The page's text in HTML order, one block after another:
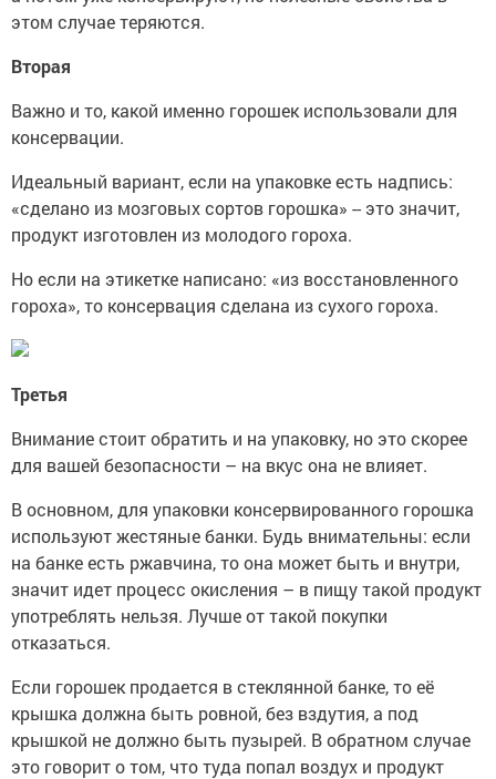
этом случае теряются.
Вторая
Важно и то, какой именно горошек использовали для
консервации.
Идеальный вариант, если на упаковке есть надпись:
«сделано из мозговых сортов горошка» -- это значит,
продукт изготовлен из молодого гороха.
Но если на этикетке написано: «из восстановленного
гороха», то консервация сделана из сухого гороха.
Третья
Внимание стоит обратить и на упаковку, но это скорее
для вашей безопасности – на вкус она не влияет.
В основном, для упаковки консервированного горошка
используют жестяные банки. Будь внимательны: если
на банке есть ржавчина, то она может быть и внутри,
значит идет процесс окисления – в пищу такой продукт
употреблять нельзя. Лучше от такой покупки
отказаться.
Если горошек продается в стеклянной банке, то её
крышка должна быть ровной, без вздутия, а под
крышкой не должно быть пузырей. В обратном случае
это говорит о том, что туда попал воздух и продукт